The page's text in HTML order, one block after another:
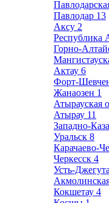
Павлодар 13
Аксу 2
Республика
Горно-
Актау 6
Форт-
Жанаозен 1
Атырауская
Атырау 11
Западно-
Уральск 8
Карачаево-
Черкесск 4
Усть-Джегута
Кокшетау 4